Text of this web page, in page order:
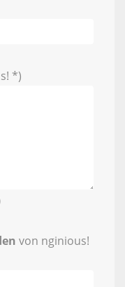
*)
von nginious!